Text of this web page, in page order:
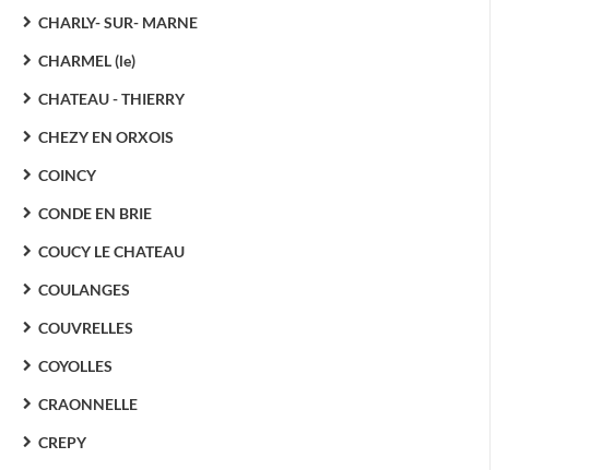
CHARLY- SUR- MARNE
CHARMEL (le)
CHATEAU - THIERRY
CHEZY EN ORXOIS
COINCY
CONDE EN BRIE
COUCY LE CHATEAU
COULANGES
COUVRELLES
COYOLLES
CRAONNELLE
CREPY